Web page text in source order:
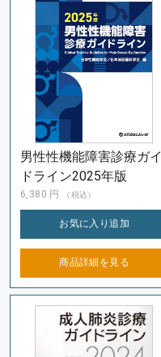
男性性機能障害診療ガイ
ドライン2025年版
6,380 円 （税込）
お気に入り追加
商品詳細を 見る